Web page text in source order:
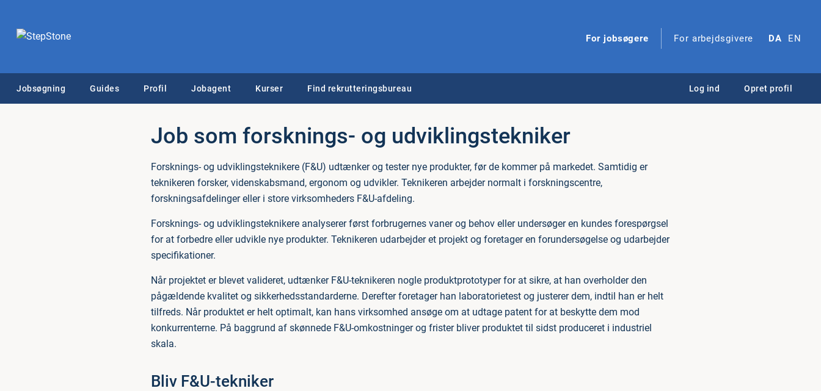
For jobsøgere For arbejdsgivere DA EN
Jobsøgning Guides Profil Jobagent Kurser Find rekrutteringsbureau Log ind Opret profil
Job som forsknings- og udviklingstekniker
Forsknings- og udviklingsteknikere (F&U) udtænker og tester nye produkter, før de kommer på markedet. Samtidig er
teknikeren forsker, videnskabsmand, ergonom og udvikler. Teknikeren arbejder normalt i forskningscentre,
forskningsafdelinger eller i store virksomheders F&U-afdeling.
Forsknings- og udviklingsteknikere analyserer først forbrugernes vaner og behov eller undersøger en kundes forespørgsel
for at forbedre eller udvikle nye produkter. Teknikeren udarbejder et projekt og foretager en forundersøgelse og udarbejder
specifikationer.
Når projektet er blevet valideret, udtænker F&U-teknikeren nogle produktprototyper for at sikre, at han overholder den
pågældende kvalitet og sikkerhedsstandarderne. Derefter foretager han laboratorietest og justerer dem, indtil han er helt
tilfreds. Når produktet er helt optimalt, kan hans virksomhed ansøge om at udtage patent for at beskytte dem mod
konkurrenterne. På baggrund af skønnede F&U-omkostninger og frister bliver produktet til sidst produceret i industriel
skala.
Bliv F&U-tekniker